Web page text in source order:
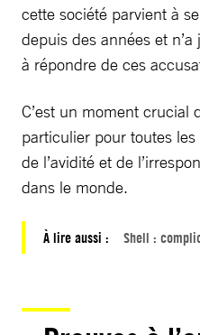
cette société parvient à
depuis des années et
à répondre de ces
C’est un moment crucial
particulier pour toutes
de l’avidité et de
dans le monde.
À lire aussi : Shell :